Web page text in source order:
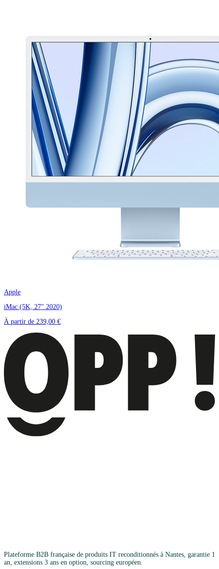
Apple
iMac (5K, 27" 2020)
À partir de 239,00 €
Plateforme B2B française de produits IT reconditionnés à Nantes, garantie 1
an, extensions 3 ans en option, sourcing européen.